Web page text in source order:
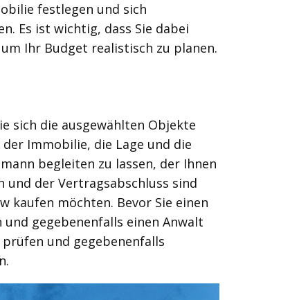
festlegen und sich
Es ist wichtig, dass Sie dabei
Ihr Budget realistisch zu planen.
sich die ausgewählten Objekte
Immobilie, die Lage und die
begleiten zu lassen, der Ihnen
und der Vertragsabschluss sind
kaufen möchten. Bevor Sie einen
gegebenenfalls einen Anwalt
und gegebenenfalls